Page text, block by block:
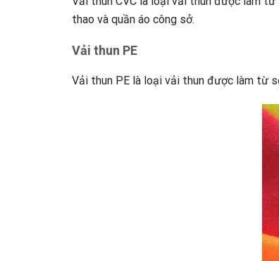
thao và quần áo công sở.
Vải thun PE
Vải thun PE là loại vải thun được làm từ